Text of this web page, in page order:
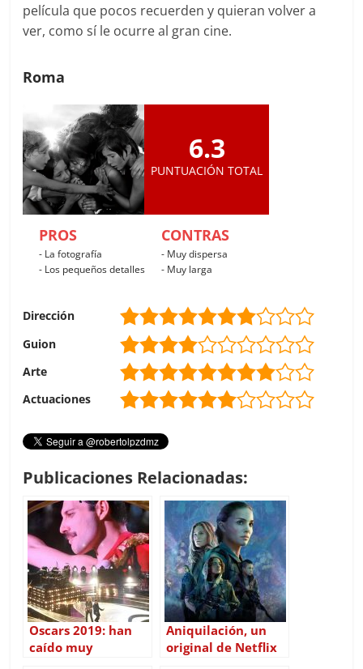
película que pocos recuerden y quieran volver a
ver, como sí le ocurre al gran cine.
Roma
6.3
PUNTUACIÓN TOTAL
PROS
- La fotografía
- Los pequeños detalles
CONTRAS
- Muy dispersa
- Muy larga
Dirección
Guion
Arte
Actuaciones
Publicaciones Relacionadas:
Oscars 2019: han
caído muy
Aniquilación, un
original de Netflix